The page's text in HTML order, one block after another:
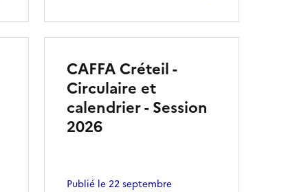
CAFFA Créteil -
Circulaire et
calendrier - Session
2026
Publié le 22 septembre